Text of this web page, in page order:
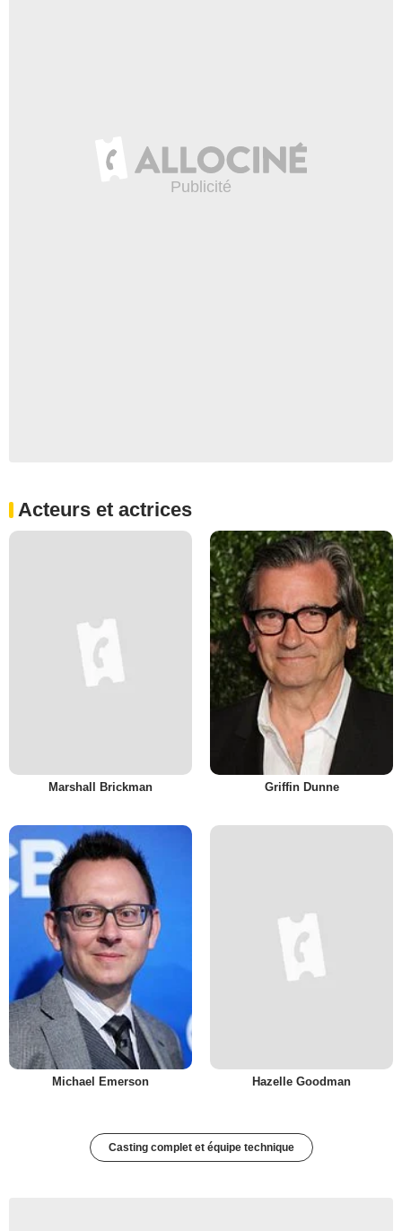
Acteurs et actrices
Marshall Brickman Griffin Dunne
Michael Emerson Hazelle Goodman
Casting complet et équipe technique